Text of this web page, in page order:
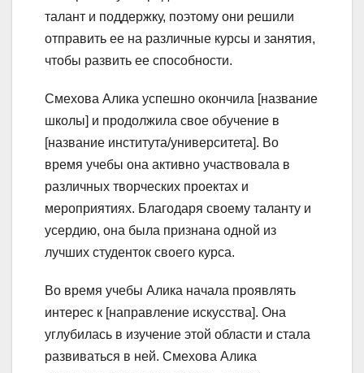
талант и поддержку, поэтому они решили
отправить ее на различные курсы и занятия,
чтобы развить ее способности.
Смехова Алика успешно окончила [название
школы] и продолжила свое обучение в
[название института/университета]. Во
время учебы она активно участвовала в
различных творческих проектах и
мероприятиях. Благодаря своему таланту и
усердию, она была признана одной из
лучших студенток своего курса.
Во время учебы Алика начала проявлять
интерес к [направление искусства]. Она
углубилась в изучение этой области и стала
развиваться в ней. Смехова Алика